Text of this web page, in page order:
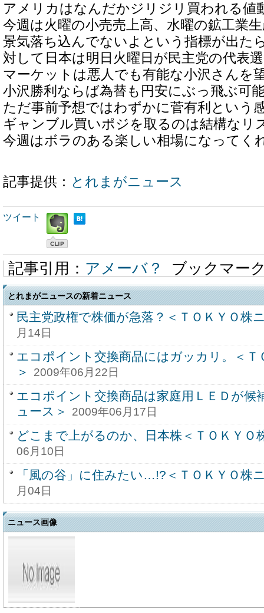
アメリカはなんだかジリジリ買われる値
今週は火曜の小売売上高、水曜の鉱工業
景気落ち込んでないよという指標が出た
対して日本は明日火曜日が民主党の代表
マーケットは悪人でも有能な小沢さんを
小沢勝利ならば為替も円安にぶっ飛ぶ可
ただ事前予想ではわずかに菅有利という
ギャンブル買いポジを取るのは結構なリ
今週はボラのある楽しい相場になってく
記事提供： とれまがニュース
ツイート
記事引用： アメーバ？ ブックマー
とれまがニュースの新着ニュース
民主党政権で株価が急落？＜ＴＯＫＹＯ株
月14日
エコポイント交換商品にはガッカリ。＜Ｔ
＞
2009年06月22日
エコポイント交換商品は家庭用ＬＥＤが候
ュース＞
2009年06月17日
どこまで上がるのか、日本株＜ＴＯＫＹＯ
06月10日
「風の谷」に住みたい…!?＜ＴＯＫＹＯ株
月04日
ニュース画像